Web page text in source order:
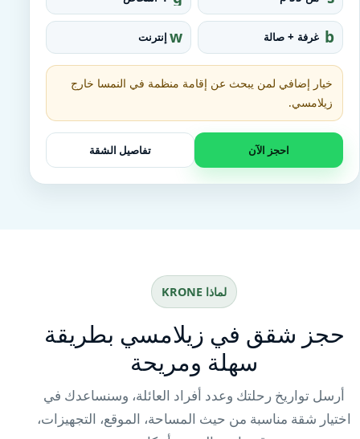
q
u
a
r
e_
fo
o
t
r
o
u
p
b
e
d
غرفة + صالة w
ifi
إنترنت
خيار إضافي لمن يبحث عن إقامة منظمة في النمسا خارج
زيلامسي.
احجز الآن تفاصيل الشقة
لماذا KRONE
حجز شقق في زيلامسي بطريقة
سهلة ومريحة
أرسل تواريخ رحلتك وعدد أفراد العائلة، وسنساعدك في
اختيار شقة مناسبة من حيث المساحة، الموقع، التجهيزات،